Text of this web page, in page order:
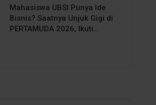
Mahasiswa UBSI Punya Ide
Bisnis? Saatnya Unjuk Gigi di
PERTAMUDA 2026, Ikuti…